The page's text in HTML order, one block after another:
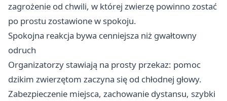
zagrożenie od chwili, w której zwierzę powinno zostać
po prostu zostawione w spokoju.
Spokojna reakcja bywa cenniejsza niż gwałtowny
odruch
Organizatorzy stawiają na prosty przekaz: pomoc
dzikim zwierzętom zaczyna się od chłodnej głowy.
Zabezpieczenie miejsca, zachowanie dystansu, szybki